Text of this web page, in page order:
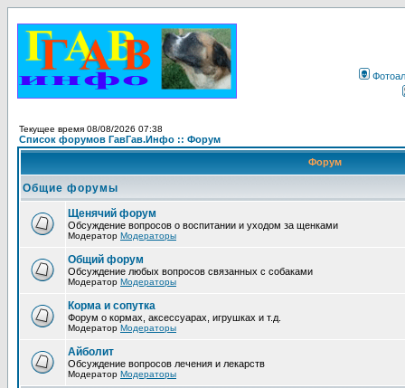
Текущее время 08/08/2026 07:38
Список форумов ГавГав.Инфо :: Форум
Форум
Общие форумы
Щенячий форум
Обсуждение вопросов о воспитании и уходом за щенками
Модератор Модераторы
Общий форум
Обсуждение любых вопросов связанных с собаками
Модератор Модераторы
Корма и сопутка
Форум о кормах, аксессуарах, игрушках и т.д.
Модератор Модераторы
Айболит
Обсуждение вопросов лечения и лекарств
Модератор Модераторы